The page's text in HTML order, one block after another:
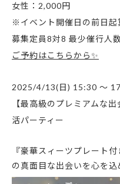
女性：2,000円
※イベント開催日の前日起
募集定員8対8 最少催行人
ご予約はこちらから✨
2025/4/13(日) 15:30 ～
【最高級のプレミアムな
活パーティー
『豪華スィーツプレート
の真面目な出会いを心を込